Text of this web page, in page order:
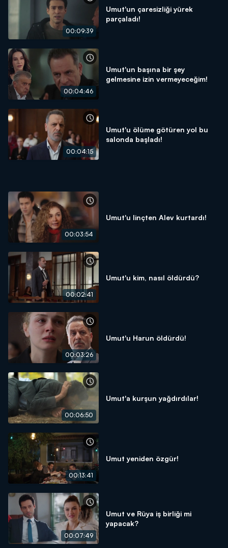
00:09:39
Umut'un çaresizliği yürek
parçaladı!
00:04:46
Umut'un başına bir şey
gelmesine izin vermeyeceğim!
00:04:15
Umut'u ölüme götüren yol bu
salonda başladı!
00:03:54
Umut'u linçten Alev kurtardı!
00:02:41
Umut'u kim, nasıl öldürdü?
00:03:26
Umut'u Harun öldürdü!
00:06:50
Umut'a kurşun yağdırdılar!
00:13:41
Umut yeniden özgür!
00:07:49
Umut ve Rüya iş birliği mi
yapacak?